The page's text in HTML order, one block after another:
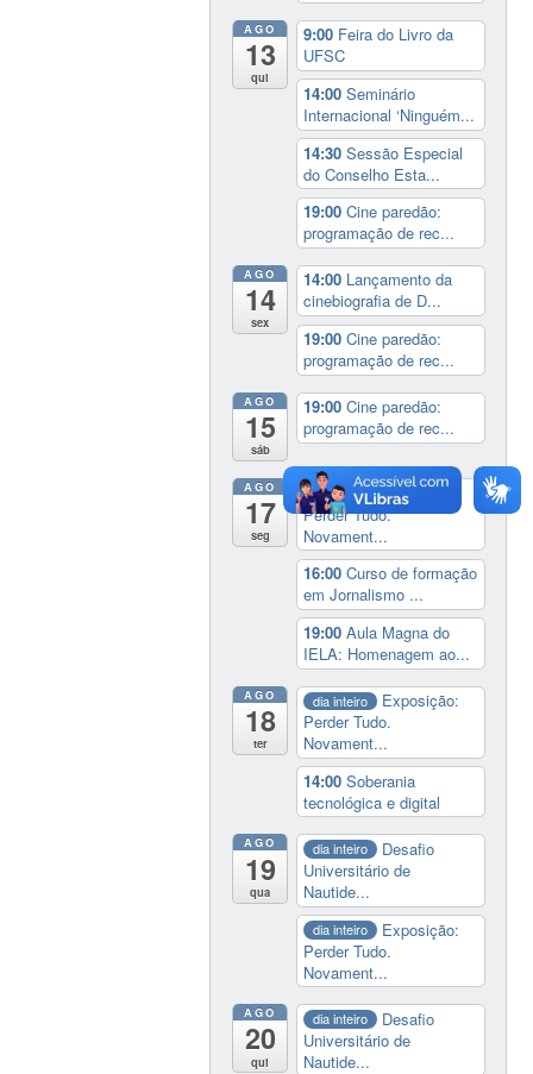
AGO
13
qui
9:00 Feira do Livro da
UFSC
14:00Seminário
Internacional ‘Ninguém...
14:30Sessão Especial
do Conselho Esta...
19:00Cine paredão:
programação de rec...
AGO
14
sex
14:00 Lançamento da
cinebiografia de D...
19:00Cine paredão:
programação de rec...
AGO
15
sáb
19:00Cine paredão:
programação de rec...
AGO
17
seg
dia inteiro
Exposição:
Perder Tudo.
Novament...
16:00Curso de formação
em Jornalismo ...
19:00Aula Magna do
IELA: Homenagem ao...
AGO
18
ter
dia inteiro
Exposição:
Perder Tudo.
Novament...
14:00Soberania
tecnológica e digital
AGO
19
qua
dia inteiro
Desafio
Universitário de
Nautide...
dia inteiro
Exposição:
Perder Tudo.
Novament...
AGO
20
qui
dia inteiro
Desafio
Universitário de
Nautide...